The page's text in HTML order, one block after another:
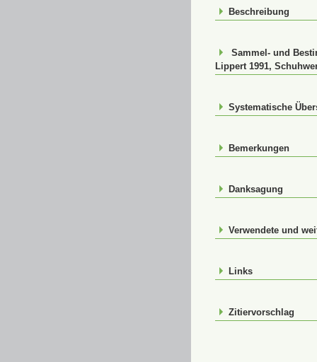
Beschreibung
Sammel- und
Lippert 1991,
Systematische
Bemerkungen
Danksagung
Verwendete und
Links
Zitiervorschlag